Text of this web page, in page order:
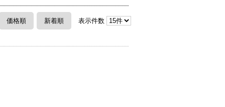
価格順 新着順 表示件数